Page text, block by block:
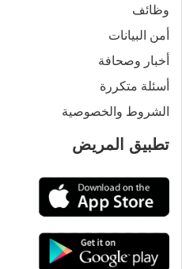
وظائف
أمن البيانات
أخبار وصحافة
أسئلة متكررة
الشروط والخصوصية
تطبيق المريض